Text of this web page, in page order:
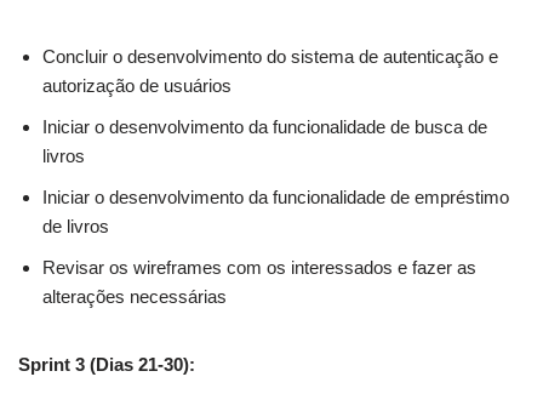
Concluir o desenvolvimento do sistema de autenticação e
autorização de usuários
Iniciar o desenvolvimento da funcionalidade de busca de
livros
Iniciar o desenvolvimento da funcionalidade de empréstimo
de livros
Revisar os wireframes com os interessados e fazer as
alterações necessárias
Sprint 3 (Dias 21-30):